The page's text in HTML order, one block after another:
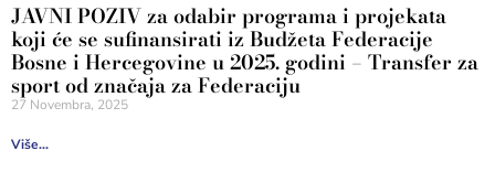
JAVNI POZIV za odabir programa i projekata
koji će se sufinansirati iz Budžeta Federacije
Bosne i Hercegovine u 2025. godini – Transfer za
sport od značaja za Federaciju
27 Novembra, 2025
Više...